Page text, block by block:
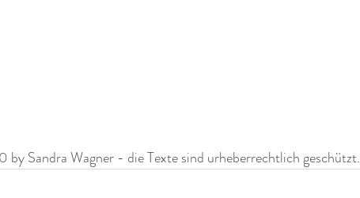
Sandra Wagner - die Texte sind urheberrechtlich geschützt.